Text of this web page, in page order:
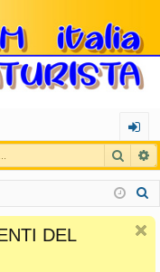
og
in
Cerca
DEL